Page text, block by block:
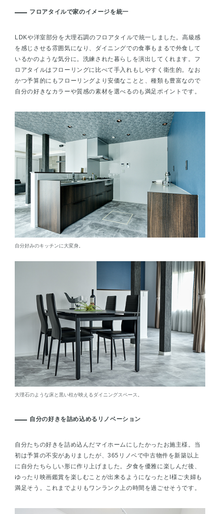
フロアタイルで家のイメージを統一
LDKや洋室部分を大理石調のフロアタイルで統一しました。高級感
を感じさせる雰囲気になり、ダイニングでの食事もまるで外食して
いるかのような気分に。洗練された暮らしを演出してくれます。フ
ロアタイルはフローリングに比べて手入れもしやすく衛生的。なお
かつ予算的にもフローリングより安価なことと、種類も豊富なので
自分の好きなカラーや質感の素材を選べるのも満足ポイントです。
自分好みのキッチンに大変身。
大理石のような床と黒い柱が映えるダイニングスペース。
自分の好きを詰め込めるリノベーション
自分たちの好きを詰め込んだマイホームにしたかったお施主様。当
初は予算の不安がありましたが、365リノベで中古物件を新築以上
に自分たちらしい形に作り上げました。夕食を優雅に楽しんだ後、
ゆったり映画鑑賞を楽しむことが出来るようになったとI様ご夫婦も
満足そう。これまでよりもワンランク上の時間を過ごせそうです。